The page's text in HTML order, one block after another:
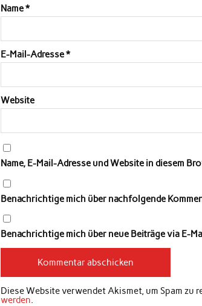
Name*
E-Mail-Adresse*
Website
Name, E-Mail-Adresse und Website in diesem
Benachrichtige mich über nachfolgende
Benachrichtige mich über neue Beiträge via E-
Diese Website verwendet Akismet, um Spam zu
werden.